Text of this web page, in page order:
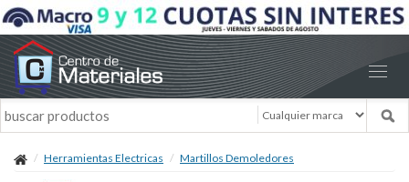
Herramientas Electricas Martillos Demoledores